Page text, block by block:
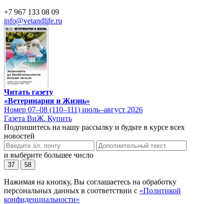
+7 967 133 08 09
info@vetandlife.ru
Читать газету
«Ветеринария и Жизнь»
Номер 07–08 (110–111) июль–август 2026
Газета ВиЖ. Купить
Подпишитесь на нашу рассылку и будьте в курсе всех
новостей
и выберите большее число
37 58
Нажимая на кнопку, Вы соглашаетесь на обработку
персональных данных в соответствии с «Политикой
конфиденциальности»